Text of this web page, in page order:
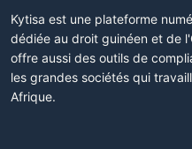
Kytisa est une plateforme
dédiée au droit guinéen et de
offre aussi des outils de
les grandes sociétés qui
Afrique.